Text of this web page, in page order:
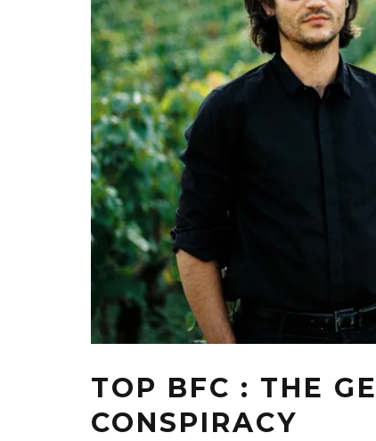
TOP BFC : THE
CONSPIRACY